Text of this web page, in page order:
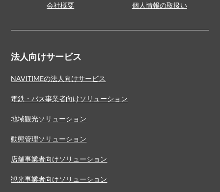
会社概要 個人情報の取扱い
法人向けサービス
NAVITIMEの法人向けサービス
電鉄・バス事業者向けソリューション
地域観光ソリューション
動態管理ソリューション
店舗事業者向けソリューション
観光事業者向けソリューション